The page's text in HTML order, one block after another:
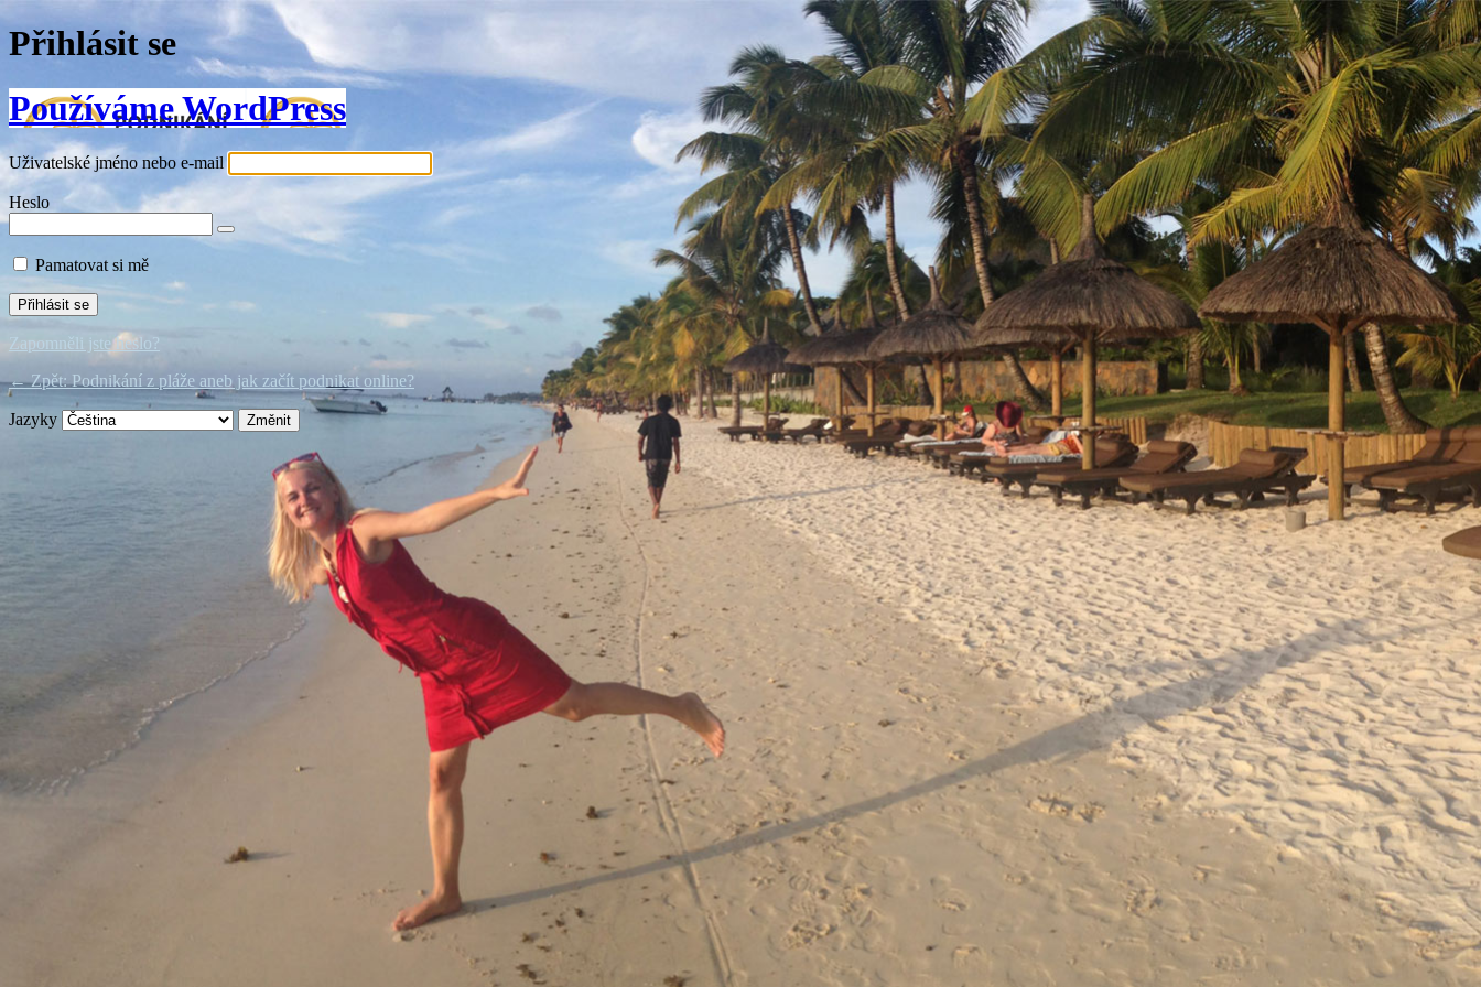
Přihlásit se
Používáme WordPress
Uživatelské jméno nebo e-mail
Heslo
Pamatovat si mě
Zapomněli jste heslo?
← Zpět: Podnikání z pláže aneb jak začít podnikat online?
Jazyky